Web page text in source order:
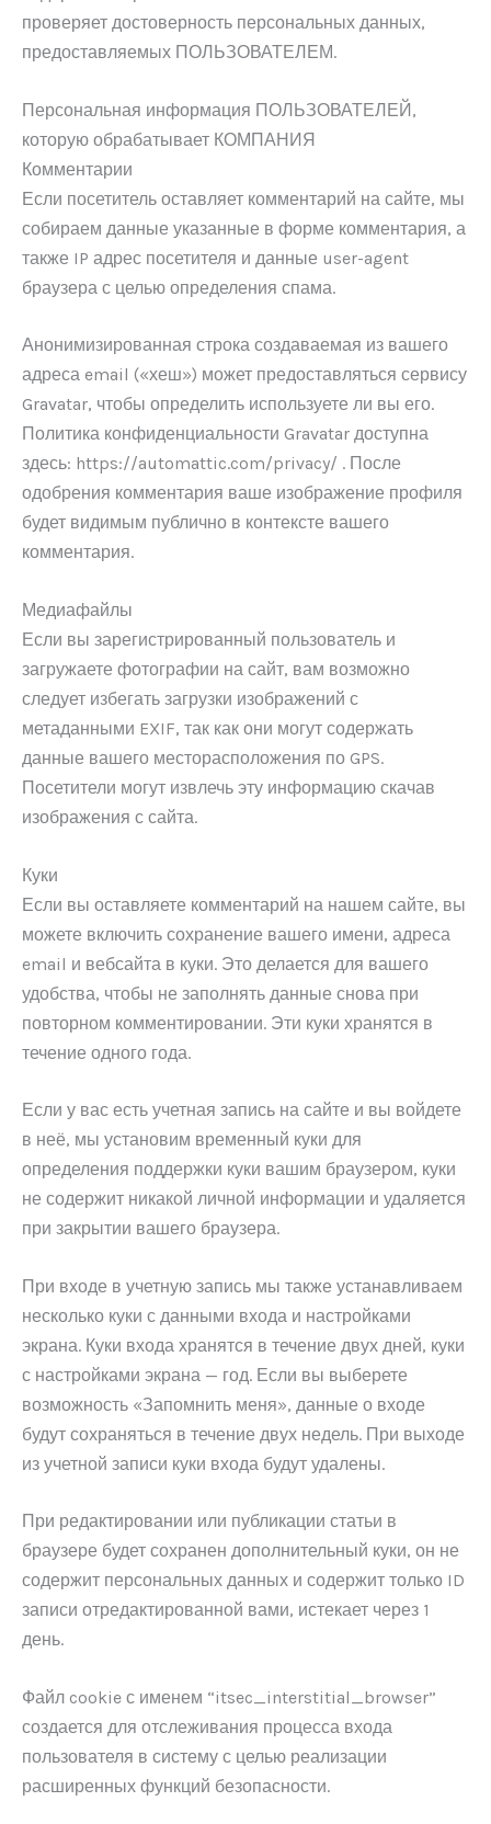
проверяет достоверность персональных данных,
предоставляемых ПОЛЬЗОВАТЕЛЕМ.
Персональная информация ПОЛЬЗОВАТЕЛЕЙ,
которую обрабатывает КОМПАНИЯ
Комментарии
Если посетитель оставляет комментарий на сайте, мы
собираем данные указанные в форме комментария, а
также IP адрес посетителя и данные user-agent
браузера с целью определения спама.
Анонимизированная строка создаваемая из вашего
адреса email («хеш») может предоставляться сервису
Gravatar, чтобы определить используете ли вы его.
Политика конфиденциальности Gravatar доступна
здесь: https://automattic.com/privacy/ . После
одобрения комментария ваше изображение профиля
будет видимым публично в контексте вашего
комментария.
Медиафайлы
Если вы зарегистрированный пользователь и
загружаете фотографии на сайт, вам возможно
следует избегать загрузки изображений с
метаданными EXIF, так как они могут содержать
данные вашего месторасположения по GPS.
Посетители могут извлечь эту информацию скачав
изображения с сайта.
Куки
Если вы оставляете комментарий на нашем сайте, вы
можете включить сохранение вашего имени, адреса
email и вебсайта в куки. Это делается для вашего
удобства, чтобы не заполнять данные снова при
повторном комментировании. Эти куки хранятся в
течение одного года.
Если у вас есть учетная запись на сайте и вы войдете
в неё, мы установим временный куки для
определения поддержки куки вашим браузером, куки
не содержит никакой личной информации и удаляется
при закрытии вашего браузера.
При входе в учетную запись мы также устанавливаем
несколько куки с данными входа и настройками
экрана. Куки входа хранятся в течение двух дней, куки
с настройками экрана — год. Если вы выберете
возможность «Запомнить меня», данные о входе
будут сохраняться в течение двух недель. При выходе
из учетной записи куки входа будут удалены.
При редактировании или публикации статьи в
браузере будет сохранен дополнительный куки, он не
содержит персональных данных и содержит только ID
записи отредактированной вами, истекает через 1
день.
Файл cookie с именем “itsec_interstitial_browser”
создается для отслеживания процесса входа
пользователя в систему с целью реализации
расширенных функций безопасности.